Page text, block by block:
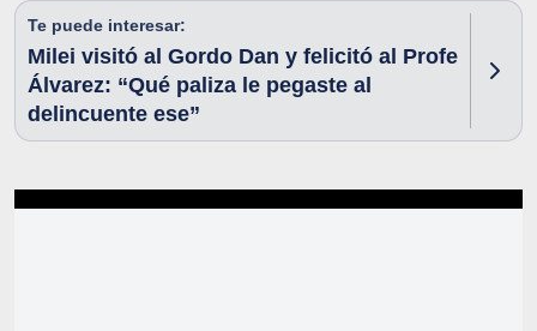
Te puede interesar:
Milei visitó al Gordo Dan y felicitó al Profe
Álvarez: “Qué paliza le pegaste al
delincuente ese”